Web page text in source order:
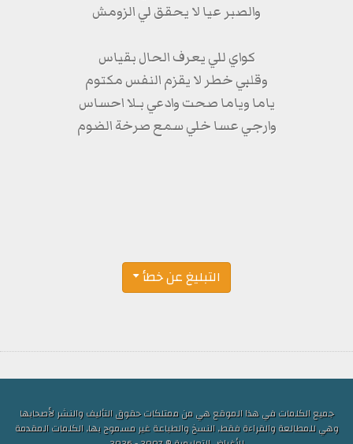
والصبر عيا لا يحقق لي الزومش
كواي للي يعرف الحال بقياس
وقلبي خطر لا يقزم النفس مكتوم
ياما وياما صحت وادعي بـلا احساس
وارجي عسا خلي سمع صرخة الضوم
التبليغ عن خطأ
جميع الكلمات في هذا الموقع هي من ممتلكات حقوق التأليف والنشر لأصحابها
وهي للمطالعة والقراءة فقط, النسخ والطباعة غير مسموح بها, الكلمات المقدمة